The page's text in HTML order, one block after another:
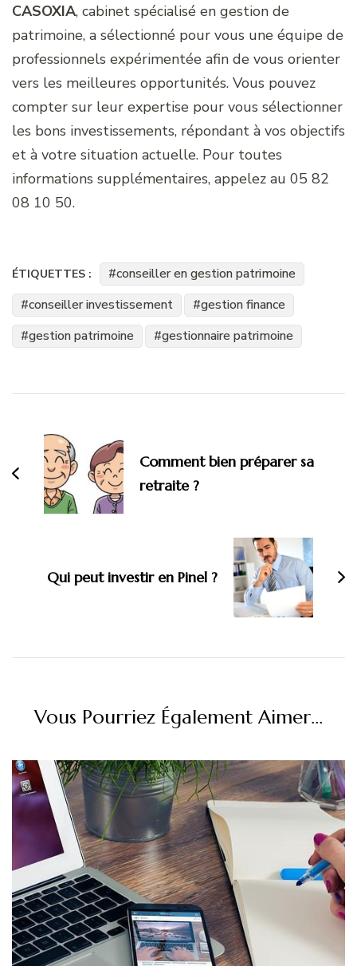
CASOXIA, cabinet spécialisé en gestion de
patrimoine, a sélectionné pour vous une équipe de
professionnels expérimentée afin de vous orienter
vers les meilleures opportunités. Vous pouvez
compter sur leur expertise pour vous sélectionner
les bons investissements, répondant à vos objectifs
et à votre situation actuelle. Pour toutes
informations supplémentaires, appelez au 05 82
08 10 50.
ÉTIQUETTES :
conseiller en gestion patrimoine
conseiller investissement
gestion finance
gestion patrimoine
gestionnaire patrimoine
d'article
Comment bien préparer sa
retraite ?
Qui peut investir en Pinel ?
Vous Pourriez Également Aimer...